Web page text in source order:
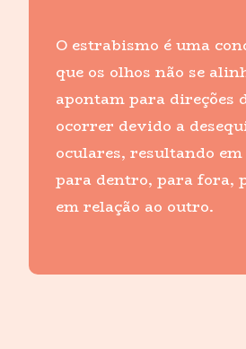
O estrabismo é uma
que os olhos não se
apontam para direções
ocorrer devido a
oculares, resultando
para dentro, para fora,
em relação ao outro.